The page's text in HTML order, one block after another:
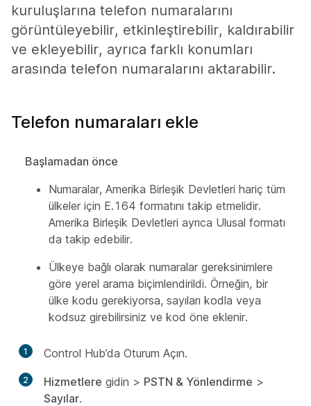
kuruluşlarına telefon numaralarını
görüntüleyebilir, etkinleştirebilir, kaldırabilir
ve ekleyebilir, ayrıca farklı konumları
arasında telefon numaralarını aktarabilir.
Telefon numaraları ekle
Başlamadan önce
Numaralar, Amerika Birleşik Devletleri hariç tüm
ülkeler için E.164 formatını takip etmelidir.
Amerika Birleşik Devletleri ayrıca Ulusal formatı
da takip edebilir.
Ülkeye bağlı olarak numaralar gereksinimlere
göre yerel arama biçimlendirildi. Örneğin, bir
ülke kodu gerekiyorsa, sayıları kodla veya
kodsuz girebilirsiniz ve kod öne eklenir.
1 Control Hub’da Oturum Açın.
2 Hizmetlere gidin > PSTN & Yönlendirme >
Sayılar.